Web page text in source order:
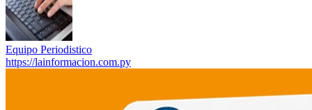
Equipo Periodistico
https://lainformacion.com.py